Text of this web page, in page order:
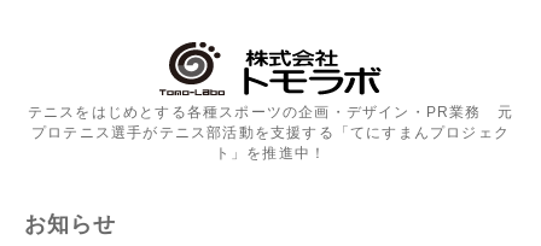
テニスをはじめとする各種スポーツの企画・デザイン・PR業務 元
プロテニス選手がテニス部活動を支援する「てにすまんプロジェク
ト」を推進中！
お知らせ